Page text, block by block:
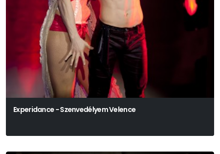
Experidance - Szenvedélyem Velence